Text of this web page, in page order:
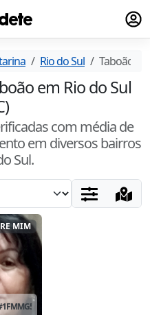
Rio do Sul Taboão
em Rio do Sul
com média de
em diversos bairros
Sul.
MIM
1FMMG5HG